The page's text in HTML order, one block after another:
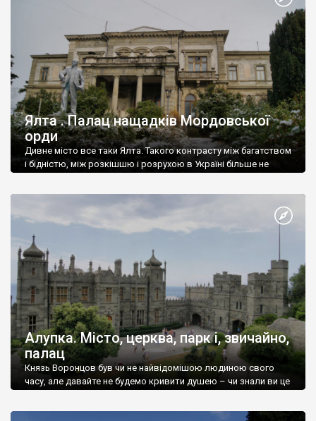
Ялта . Палац нащадків Мордовської
орди
Дивне місто все таки Ялта. Такого контрасту між багатством
і бідністю, між розкішшю і розрухою в Україні більше не
Алупка. Місто, церква, парк і, звичайно,
палац
Князь Воронцов був чи не найвідомішою людиною свого
часу, але давайте не будемо кривити душею – чи знали ви це